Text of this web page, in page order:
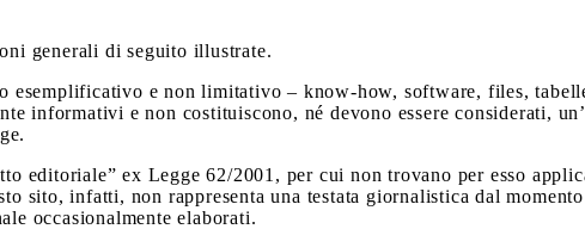
generali di seguito illustrate.
e non limitativo – know-how, software, files,
informativi e non costituiscono, né devono essere considerati,
editoriale” ex Legge 62/2001, per cui non trovano per esso
sito, infatti, non rappresenta una testata giornalistica dal
occasionalmente elaborati.